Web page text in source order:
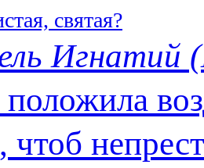
святая?
Игнатий
положила
чтоб